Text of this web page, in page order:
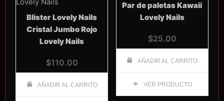
Blister Lovely Nails
Cristal Jumbo Rojo
Lovely Nails
$110.00
AÑADIR AL CARRITO
Par de paletas Kawaii
Lovely Nails
$25.00
AÑADIR AL CARRITO
VER PRODUCTO